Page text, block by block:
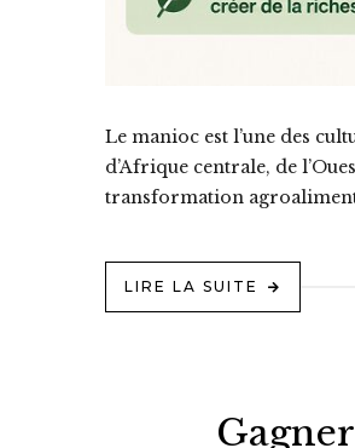
Le manioc est l’une des
d’Afrique centrale, de
transformation
LIRE LA SUITE